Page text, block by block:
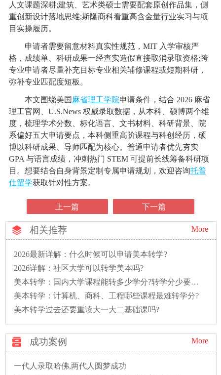
人文课题深耕;建筑、艺术类硕士需要配套原创作品集，侧
重创新设计落地思维;斯隆商科看重高含金量行业实习与项
目实操履历。
申请者需要留意材料真实性规范，MIT 入学审核严
格，成绩单、科研成果一经查实造假直接取消录取资格;跨
专业申请者尽量补充目标专业相关辅修课程或短期科研，
弥补专业匹配度短板。
本文围绕美国 麻省理工学院申请条件，结合 2026 麻省
理工官网、U.S.News 权威录取数据，从本科、硕博两个维
度，梳理学术分数、标化语言、文书材料、科研背景、院
系偏好五大申请要点，本科侧重高阶课程与科创经历，硕
博以科研成果、导师匹配为核心。普通申请者优先夯实
GPA 与语言成绩，冲刺热门 STEM 可提前长线筹备科研项
目。想要结合自身背景定制专属申请规划，欢迎咨询托普
仕留学获取针对性方案。
上一篇 下一篇
相关推荐 More
2026最新详解：什么时候可以申请美本转学?
2026详解：社区大学可以转学美本吗?
美本转学：国内大学课程能转多少学分?转学分少要多读一年怎么办?
美本转学：计算机、商科、工程哪些课程最难转学分?
美本转学过去还要重读大一大二基础课吗?
成功案例 More
一代人录取哈佛,两代人圆梦成功